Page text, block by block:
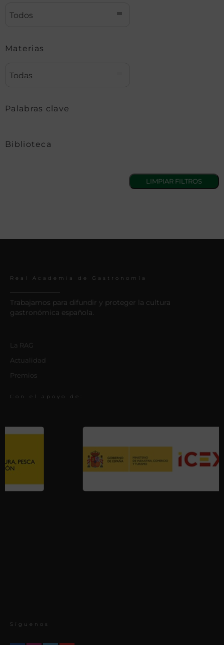
Todos
Materias
Todas
Palabras clave
Biblioteca
Real Academia de Gastronomía
Trabajamos para difundir y proteger la cultura
gastronómica española.
La RAG
Actualidad
Premios
Con el apoyo de:
Síguenos